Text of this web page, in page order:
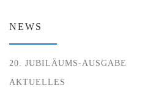
NEWS
20. JUBILÄUMS-AUSGABE
AKTUELLES